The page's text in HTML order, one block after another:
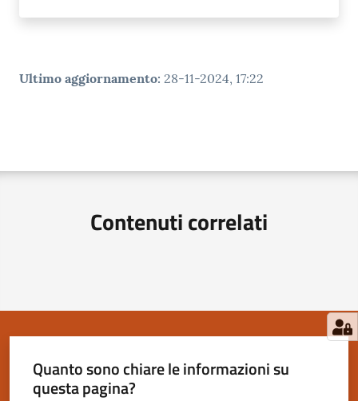
Ultimo aggiornamento: 28-11-2024, 17:22
Contenuti correlati
Quanto sono chiare le informazioni su
questa pagina?